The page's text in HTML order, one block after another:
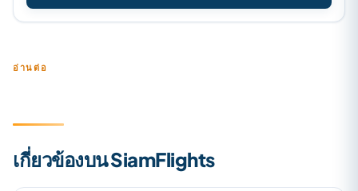
อ่านต่อ
เกี่ยวข้องบน SiamFlights